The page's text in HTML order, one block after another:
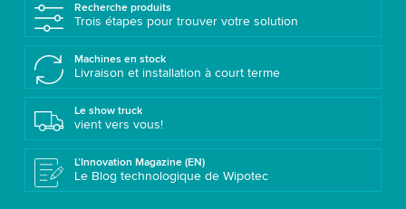
Recherche produits
Trois étapes pour trouver votre solution
Machines en stock
Livraison et installation à court terme
Le show truck
vient vers vous!
L’Innovation Magazine (EN)
Le Blog technologique de Wipotec